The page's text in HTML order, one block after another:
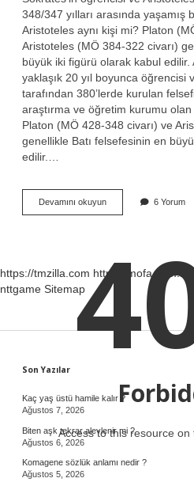
348/347 yılları arasında
Aristoteles aynı kişi mi? Platon
Aristoteles (MÖ 384-322 civarı)
büyük iki figürü olarak kabul edilir.
yaklaşık 20 yıl boyunca öğrencisi
tarafından 380’lerde kurulan
araştırma ve öğretim kurumu olan
Platon (MÖ 428-348 civarı) ve
genellikle Batı felsefesinin en
edilir.…
Devamını okuyunSokrates
Platon
6 Yorum
https://tmzilla.com https://mofa.com.tr
nttgame Sitemap
Sidebar
Son Yazılar
Kaç yaş üstü hamile kalır ?
Ağustos 7, 2026
Biten aşk tekrar alevlenir mi ?
Ağustos 6, 2026
Komagene sözlük anlamı nedir ?
Ağustos 5, 2026
Access to this resource